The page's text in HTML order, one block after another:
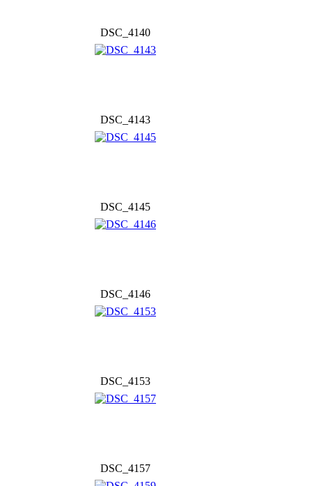
DSC_4140
DSC_4143
DSC_4145
DSC_4146
DSC_4153
DSC_4157